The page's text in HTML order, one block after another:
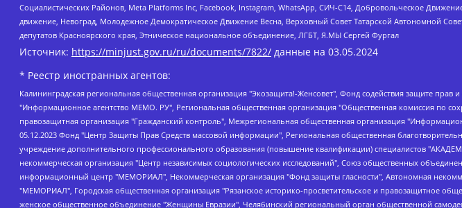
Социалистических Районов, Meta Platforms Inc, Facebook, Instagram, WhatsApp, СИЧ-С14, Добровольческое
движение, Невоград, Молодежное Демократическое Движение Весна, Верховный Совет Татарской Автономной
депутатов Красноярского края, Этническое национальное объединение, ЛГБТ, Я.МЫ Сергей Фургал
Источник: https://minjust.gov.ru/ru/documents/7822/ данные на 03.05.2024
* Реестр иностранных агентов:
Калининградская региональная общественная организация "Экозащита!-Женсовет", Фонд содействия защите прав и свобод граждан "Общественный вердикт", Фонд "Институт Развития Свободы Информации", Частное учреждение "Информационное агентство МЕМО. РУ", Региональная общественная организация "Общественная комиссия по сохранению наследия академика Сахарова", Фонд поддержки свободы прессы, Санкт-Петербургская общественная правозащитная организация "Гражданский контроль", Межрегиональная общественная организация "Информационно-просветительский центр "Мемориал", Региональный Фонд "Центр Защиты Прав Средств Массовой Информации", с 05.12.2023 Фонд "Центр Защиты Прав Средств массовой информации", Региональная общественная благотворительная организация помощи беженцам и мигрантам "Гражданское содействие", Негосударственное образовательное учреждение дополнительного профессионального образования (повышение квалификации) специалистов "АКАДЕМИЯ ПО ПРАВАМ ЧЕЛОВЕКА", Свердловская региональная общественная организация "Сутяжник", Автономная некоммерческая организация "Центр независимых социологических исследований", Союз общественных объединений "Российский исследовательский центр по правам человека", Региональное общественное учреждение научно-информационный центр "МЕМОРИАЛ", Некоммерческая организация "Фонд защиты гласности", Автономная некоммерческая организация "Институт прав человека", Городская общественная организация "Екатеринбургское общество "МЕМОРИАЛ", Городская общественная организация "Рязанское историко-просветительское и правозащитное общество "Мемориал" (Рязанский Мемориал), Челябинский региональный орган общественной самодеятельности – женское общественное объединение "Женщины Евразии", Челябинский региональный орган общественной самодеятельности "Уральская правозащитная группа", Фонд содействия защите здоровья и социальной справедливости имени Андрея Рылькова, Автономная Некоммерческая Организация "Аналитический Центр Юрия Левады", Автономная некоммерческая организация социальной поддержки населения "Проект Апрель", Региональная общественная организация помощи женщинам и детям, находящимся в кризисной ситуации "Информационно-методический центр "Анна", Фонд содействия развитию массовых коммуникаций и правовому просвещению "Так-так-Так", Фонд содействия устойчивому развитию "Серебряная тайга", Свердловский региональный общественный фонд социальных проектов "Новое время", "Idel.Реалии", Кавказ.Реалии, Крым.Реалии, Телеканал Настоящее Время, Татаро-башкирская служба Радио Свобода (Azatliq Radiosi), Радио Свободная Европа/Радио Свобода (PCE/PC), "Сибирь.Реалии", "Фактограф", Благотворительный фонд помощи осужденным и их семьям, Автономная некоммерческая организация "Институт глобализации и социальных движений", Фонд "В защиту прав заключенных", Частное учреждение "Центр поддержки и содействия развитию средств массовой информации", Пензенский региональный общественный благотворительный фонд "Гражданский союз", "Север.Реалии", Некоммерческая организация Фонд "Правовая инициатива", Общество с ограниченной ответственностью "Радио Свободная Европа/Радио Свобода", Чешское информационное агентство "MEDIUM-ORIENT", Красноярская региональная общественная организация "Мы против СПИДа", Камалягин Денис Николаевич, Маркелов Сергей Евгеньевич, Пономарев Лев Александрович, Савицкая Людмила Алексеевна, Автономная некоммерческая организация "Центр по работе с проблемой насилия "НАСИЛИЮ.НЕТ", Межрегиональный профессиональный союз работников здравоохранения "Альянс врачей", Юридическое лицо, зарегистрированное в Латвийской Республике, SIA "Medusa Project" (регистрационный номер 40103797863, дата регистрации 10.06.2014), Некоммерческая организация "Фонд по борьбе с коррупцией", Автономная некоммерческая организация "Институт права и публичной политики", Баданин Роман Сергеевич, Гликин Максим Александрович, Железнова Мария Михайловна, Лукьянова Юлия Сергеевна, Маетная Елизавета Витальевна, Маняхин Петр Борисович, Чуракова Ольга Владимировна, Ярош Юлия Петровна, Юридическое лицо "The Insider SIA", зарегистрированное в Риге, Латвийская Республика (дата регистрации 26.06.2015), являющееся администратором доменного имени интернет-издания "The Insider SIA", https://theins.ru, Постернак Алексей Евгеньевич, Рубин Михаил Аркадьевич, Анин Роман Александрович, Юридическое лицо Istories fonds, зарегистрированное в Латвийской Республике (регистрационный номер 50008295751, дата регистрации 24.02.2020), Великовский Дмитрий Александрович, Долинина Ирина Николаевна, Мароховская Алеся Алексеевна, Шлейнов Роман Юрьевич, Шмагун Олеся Валентиновна, Общество с ограниченной ответственностью "Альтаир 2021", Общество с ограниченной ответственностью "Вега 2021", Общество с ограниченной ответственностью "Главный редактор 2021", Общество с ограниченной ответственностью "Ромашки монолит", Важенков Артем Валерьевич, Ивановская областная общественная организация "Центр гендерных исследований", Гурман Юрий